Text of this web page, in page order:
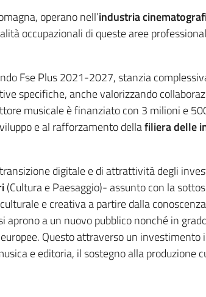
operano nell’industria
occupazionali di queste aree
Fse Plus 2021-2027, stanzia
specifiche, anche valorizzando
musicale è finanziato con 3 milioni e
e al rafforzamento dellafiliera delle
digitale e di attrattività degli
(Cultura e Paesaggio)- assunto con la
e creativa a partire dalla
a un nuovo pubblico nonché in
Questo attraverso un investimento
e editoria, il sostegno alla produzione